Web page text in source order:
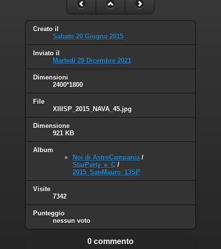
Creato il
Sabato 20 Giugno 2015
Inviato il
Martedì 28 Dicembre 2021
Dimensioni
2400*1800
File
XIIISP_2015_NAVA_45.jpg
Dimensione
921 KB
Album
Noi di AstroCampania /
StarParty_e_C /
2015_SanMauro_13SP
Visite
7342
Punteggio
nessun voto
0 commento